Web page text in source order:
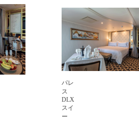
パレ
ス
DLX
スイ